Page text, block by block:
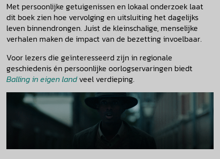
Met persoonlijke getuigenissen en lokaal onderzoek laat
dit boek zien hoe vervolging en uitsluiting het dagelijks
leven binnendrongen. Juist de kleinschalige, menselijke
verhalen maken de impact van de bezetting invoelbaar.
Voor lezers die geïnteresseerd zijn in regionale
geschiedenis én persoonlijke oorlogservaringen biedt
Balling in eigen landveel verdieping.